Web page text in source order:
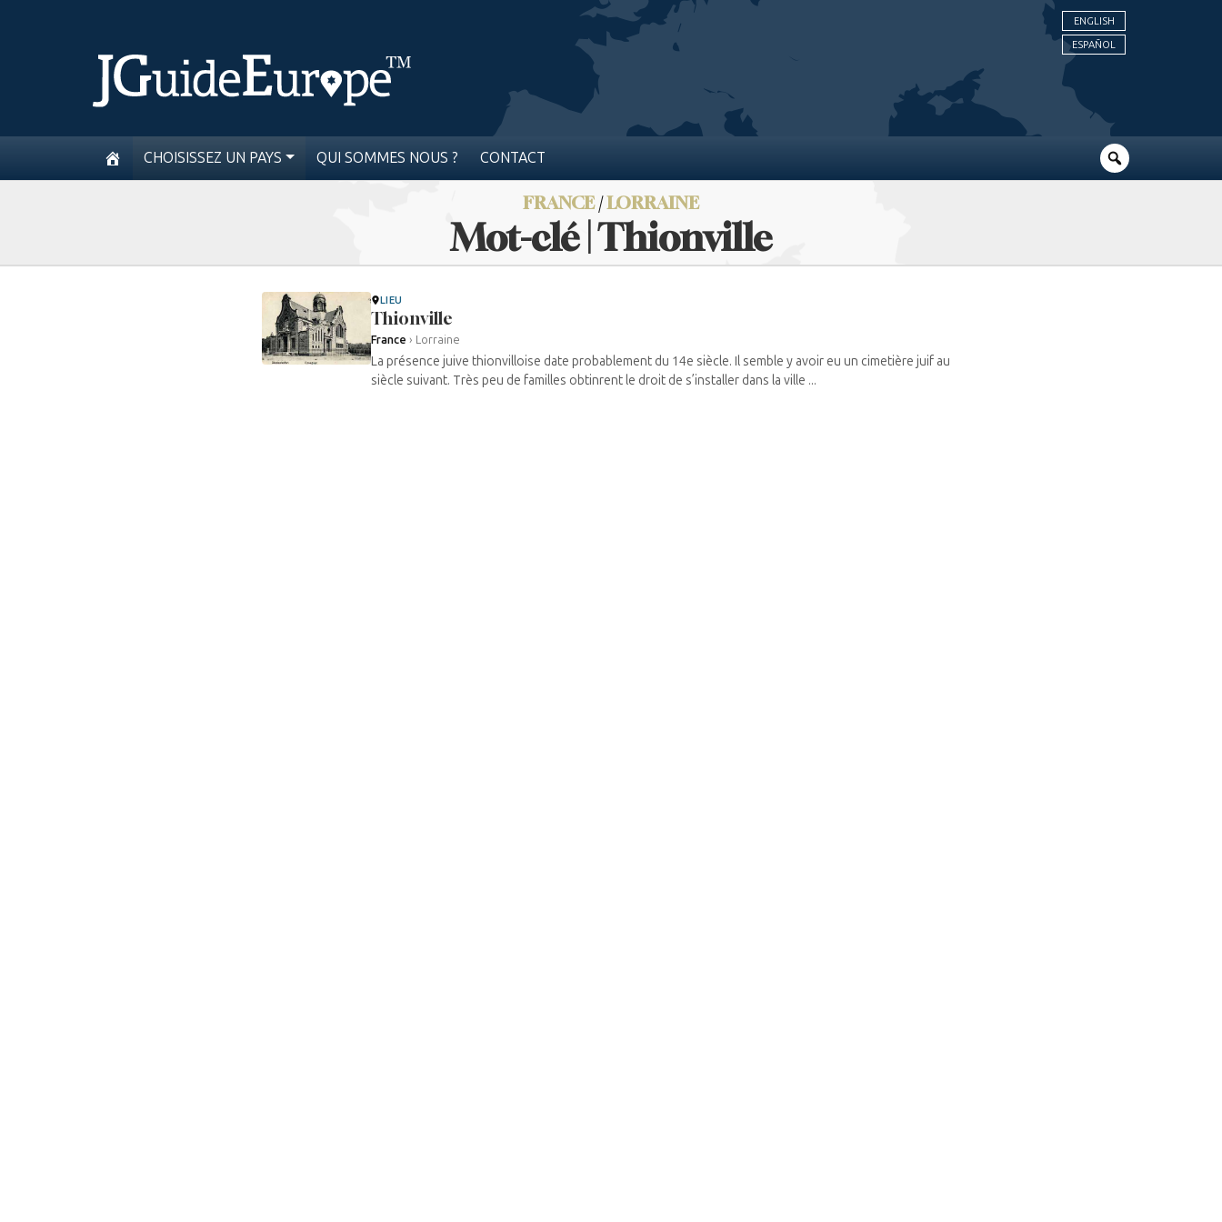
ENGLISH
ESPAÑOL
CHOISISSEZ UN PAYS QUI SOMMES NOUS ? CONTACT
FRANCE/LORRAINE
Mot-clé | Thionville
LIEU
Thionville
France › Lorraine
La présence juive thionvilloise date probablement du 14e siècle. Il semble y avoir eu un cimetière juif au
siècle suivant. Très peu de familles obtinrent le droit de s’installer dans la ville ...